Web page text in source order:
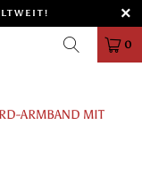
0
ARMBAND MIT